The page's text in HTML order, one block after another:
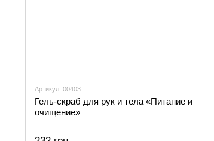
Артикул: 00403
Гель-скраб для рук и тела «Питание и
очищение»